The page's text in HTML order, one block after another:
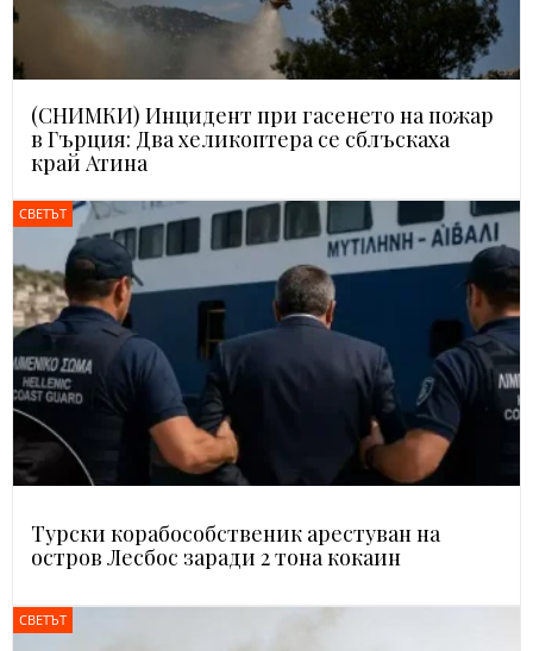
(СНИМКИ) Инцидент при гасенето на пожар
в Гърция: Два хеликоптера се сблъскаха
край Атина
СВЕТЪТ
Турски корабособственик арестуван на
остров Лесбос заради 2 тона кокаин
СВЕТЪТ